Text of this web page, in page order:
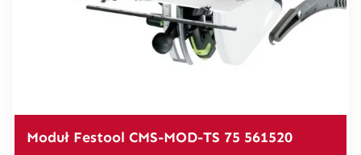
Moduł Festool CMS-MOD-TS 75 561520